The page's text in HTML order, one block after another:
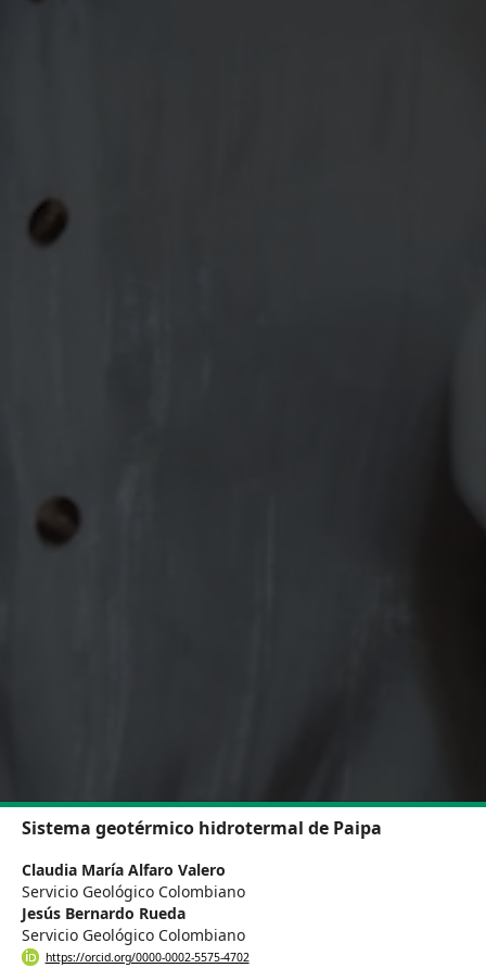
Sistema geotérmico hidrotermal de Paipa
Claudia María Alfaro Valero
Servicio Geológico Colombiano
Jesús Bernardo Rueda
Servicio Geológico Colombiano
https://orcid.org/0000-0002-5575-4702